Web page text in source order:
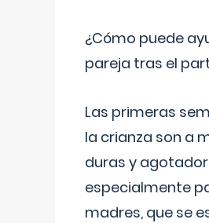
¿Cómo puede
pareja tras el
Las primeras
la crianza son a
duras y
especialmente
madres, que se